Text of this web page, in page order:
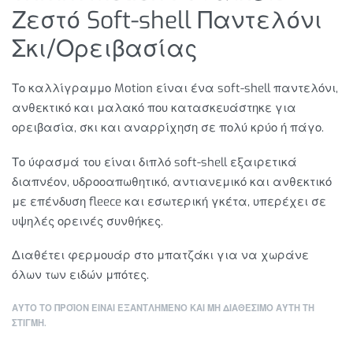
Ζεστό Soft-shell Παντελόνι
Σκι/Ορειβασίας
Το καλλίγραμμο Motion είναι ένα soft-shell παντελόνι,
ανθεκτικό και μαλακό που κατασκευάστηκε για
ορειβασία, σκι και αναρρίχηση σε πολύ κρύο ή πάγο.
Το ύφασμά του είναι διπλό soft-shell εξαιρετικά
διαπνέον, υδροοαπωθητικό, αντιανεμικό και ανθεκτικό
με επένδυση fleece και εσωτερική γκέτα, υπερέχει σε
υψηλές ορεινές συνθήκες.
Διαθέτει φερμουάρ στο μπατζάκι για να χωράνε
όλων των ειδών μπότες.
ΑΥΤΌ ΤΟ ΠΡΟΪΌΝ ΕΊΝΑΙ ΕΞΑΝΤΛΗΜΈΝΟ ΚΑΙ ΜΉ ΔΙΑΘΈΣΙΜΟ ΑΥΤΉ ΤΗ
ΣΤΙΓΜΉ.